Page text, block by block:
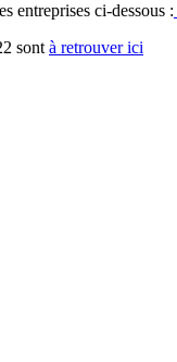
entreprises ci-dessous :
sont à retrouver ici